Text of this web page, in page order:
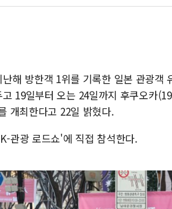
넷마블
'친명
민주당
박윤영
해 방한객 1위를 기록한 일본 관광객
19일부터 오는 24일까지 후쿠오카
개최한다고 22일 밝혔다.
관광 로드쇼'에 직접 참석한다.